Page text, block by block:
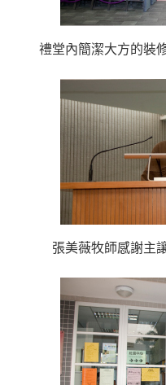
禮堂內簡潔大方的裝
張美薇牧師感謝主